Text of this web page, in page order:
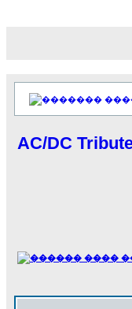
��� ���
������ ��
echo :
AC/DC